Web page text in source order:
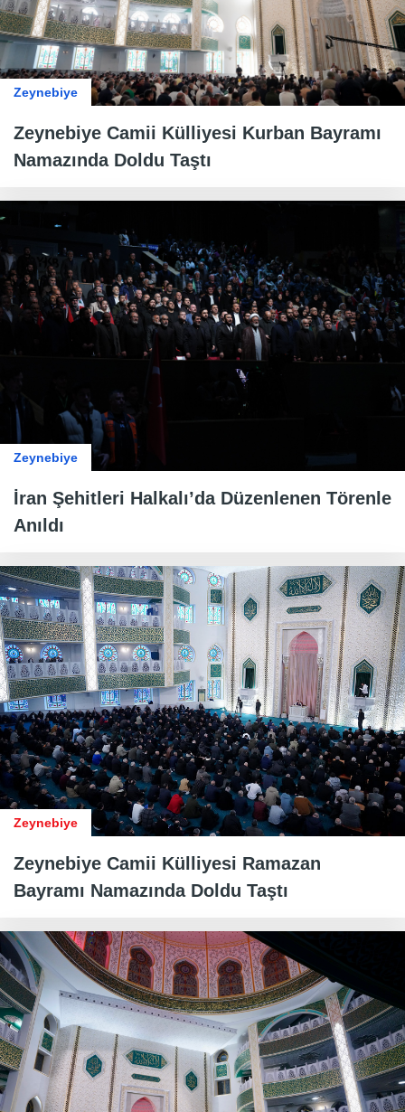
Zeynebiye
Zeynebiye Camii Külliyesi Kurban Bayramı
Namazında Doldu Taştı
Zeynebiye
İran Şehitleri Halkalı’da Düzenlenen Törenle
Anıldı
Zeynebiye
Zeynebiye Camii Külliyesi Ramazan
Bayramı Namazında Doldu Taştı